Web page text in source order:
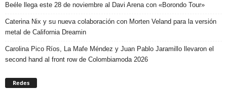
Beéle llega este 28 de noviembre al Davi Arena con «Borondo Tour»
Caterina Nix y su nueva colaboración con Morten Veland para la versión
metal de California Dreamin
Carolina Pico Ríos, La Mafe Méndez y Juan Pablo Jaramillo llevaron el
second hand al front row de Colombiamoda 2026
Redes